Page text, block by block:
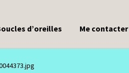
d’oreilles Me contacter